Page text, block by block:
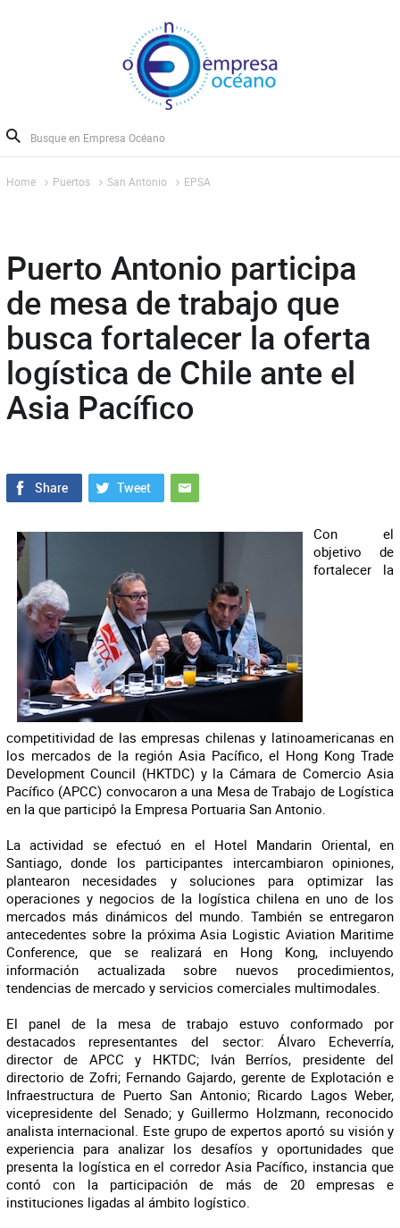
Home Puertos San Antonio EPSA
Puerto Antonio participa
de mesa de trabajo que
busca fortalecer la oferta
logística de Chile ante el
Asia Pacífico
Con el
objetivo de
fortalecer la
competitividad de las empresas chilenas y latinoamericanas en
los mercados de la región Asia Pacífico, el Hong Kong Trade
Development Council (HKTDC) y la Cámara de Comercio Asia
Pacífico (APCC) convocaron a una Mesa de Trabajo de Logística
en la que participó la Empresa Portuaria San Antonio.
La actividad se efectuó en el Hotel Mandarin Oriental, en
Santiago, donde los participantes intercambiaron opiniones,
plantearon necesidades y soluciones para optimizar las
operaciones y negocios de la logística chilena en uno de los
mercados más dinámicos del mundo. También se entregaron
antecedentes sobre la próxima Asia Logistic Aviation Maritime
Conference, que se realizará en Hong Kong, incluyendo
información actualizada sobre nuevos procedimientos,
tendencias de mercado y servicios comerciales multimodales.
El panel de la mesa de trabajo estuvo conformado por
destacados representantes del sector: Álvaro Echeverría,
director de APCC y
HKTDC; Iván Berríos, presidente del
directorio de Zofri; Fernando Gajardo, gerente de Explotación e
Infraestructura de Puerto San Antonio; Ricardo Lagos Weber,
vicepresidente del Senado; y Guillermo Holzmann, reconocido
analista internacional. Este grupo de expertos aportó su visión y
experiencia para analizar los desafíos y oportunidades que
presenta la logística en el corredor Asia Pacífico, instancia que
contó con la participación de más
de 20 empresas e
instituciones ligadas al ámbito logístico.